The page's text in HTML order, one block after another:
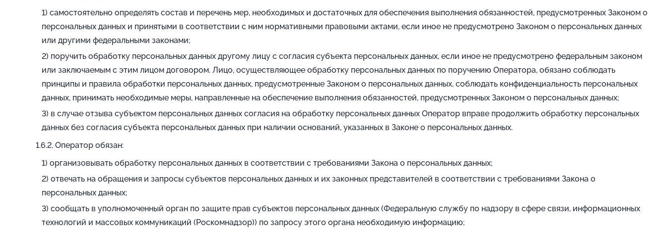
самостоятельно определять состав и перечень мер, необходимых и достаточных для обеспечения выполнения обязанностей, предусмотренных Законом о
персональных данных и принятыми в соответствии с ним нормативными правовыми актами, если иное не предусмотрено Законом о персональных данных
или другими федеральными законами;
поручить обработку персональных данных другому лицу с согласия субъекта персональных данных, если иное не предусмотрено федеральным законом
или заключаемым с этим лицом договором. Лицо, осуществляющее обработку персональных данных по поручению Оператора, обязано соблюдать
принципы и правила обработки персональных данных, предусмотренные Законом о персональных данных, соблюдать конфиденциальность персональных
данных, принимать необходимые меры, направленные на обеспечение выполнения обязанностей, предусмотренных Законом о персональных данных;
в случае отзыва субъектом персональных данных согласия на обработку персональных данных Оператор вправе продолжить обработку персональных
данных без согласия субъекта персональных данных при наличии оснований, указанных в Законе о персональных данных.
Оператор обязан:
организовывать обработку персональных данных в соответствии с требованиями Закона о персональных данных;
отвечать на обращения и запросы субъектов персональных данных и их законных представителей в соответствии с требованиями Закона о
персональных данных;
сообщать в уполномоченный орган по защите прав субъектов персональных данных (Федеральную службу по надзору в сфере связи, информационных
технологий и массовых коммуникаций (Роскомнадзор)) по запросу этого органа необходимую информацию;